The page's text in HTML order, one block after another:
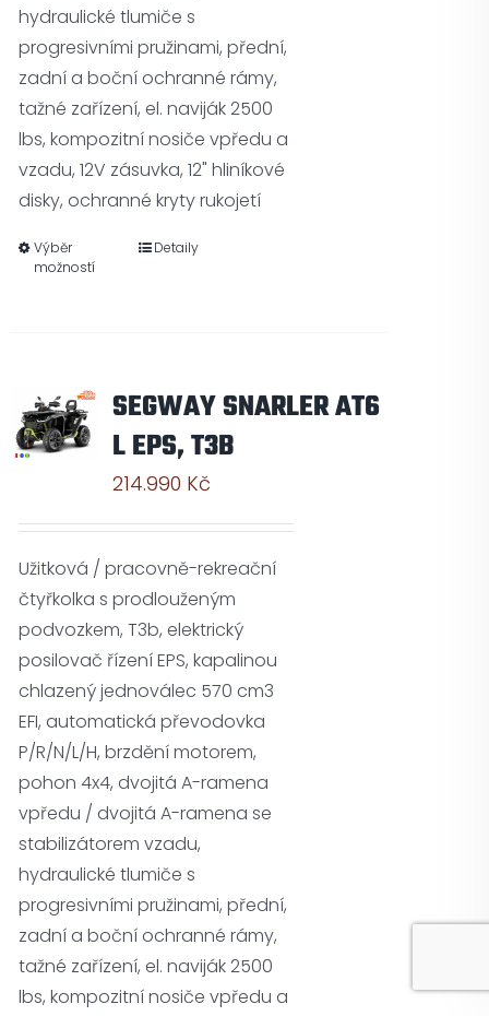
hydraulické tlumiče s
progresivními pružinami, přední,
zadní a boční ochranné rámy,
tažné zařízení, el. naviják 2500
lbs, kompozitní nosiče vpředu a
vzadu, 12V zásuvka, 12" hliníkové
disky, ochranné kryty rukojetí
Výběr
možností
Detaily
SEGWAY SNARLER AT6
L EPS, T3B
214.990 Kč
Užitková / pracovně-rekreační
čtyřkolka s prodlouženým
podvozkem, T3b, elektrický
posilovač řízení EPS, kapalinou
chlazený jednoválec 570 cm3
EFI, automatická převodovka
P/R/N/L/H, brzdění motorem,
pohon 4x4, dvojitá A-ramena
vpředu / dvojitá A-ramena se
stabilizátorem vzadu,
hydraulické tlumiče s
progresivními pružinami, přední,
zadní a boční ochranné rámy,
tažné zařízení, el. naviják 2500
lbs, kompozitní nosiče vpředu a